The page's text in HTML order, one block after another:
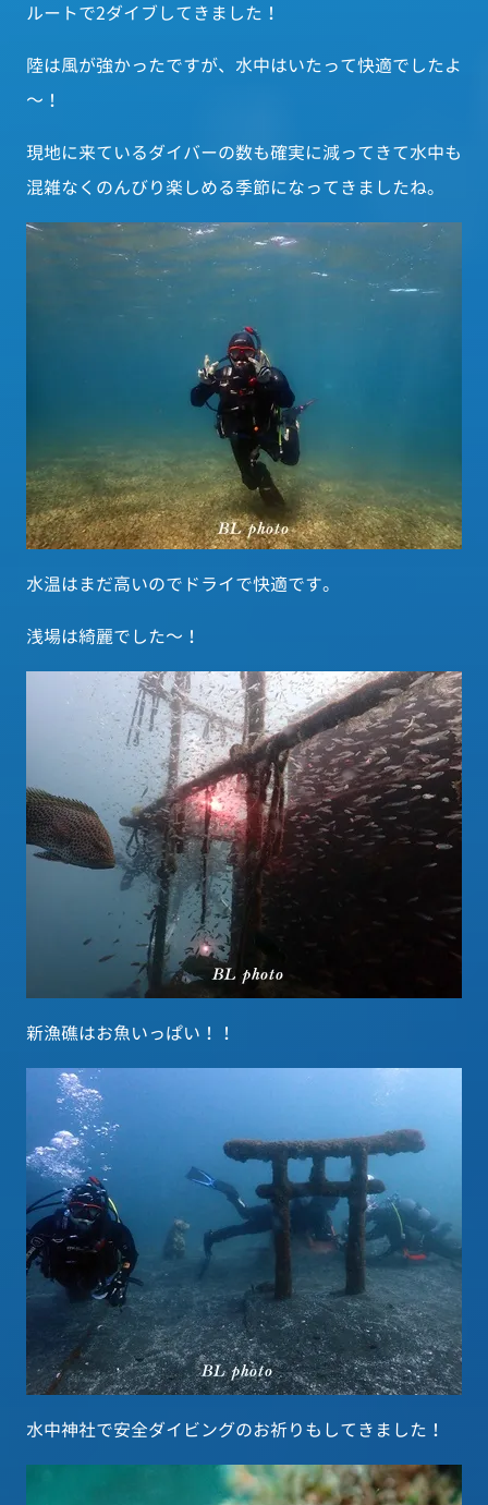
ルートで2ダイブしてきました！
陸は風が強かったですが、水中はいたって快適でしたよ
～！
現地に来ているダイバーの数も確実に減ってきて水中も
混雑なくのんびり楽しめる季節になってきましたね。
水温はまだ高いのでドライで快適です。
浅場は綺麗でした～！
新漁礁はお魚いっぱい！！
水中神社で安全ダイビングのお祈りもしてきました！